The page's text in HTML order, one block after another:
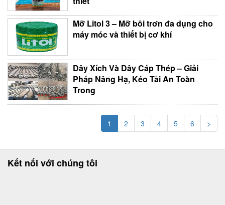
Mỡ Litol 3 – Mỡ bôi trơn đa dụng cho
máy móc và thiết bị cơ khí
Dây Xích Và Dây Cáp Thép – Giải
Pháp Nâng Hạ, Kéo Tải An Toàn
Trong
1 2 3 4 5 6 >
Kết nối với chúng tôi